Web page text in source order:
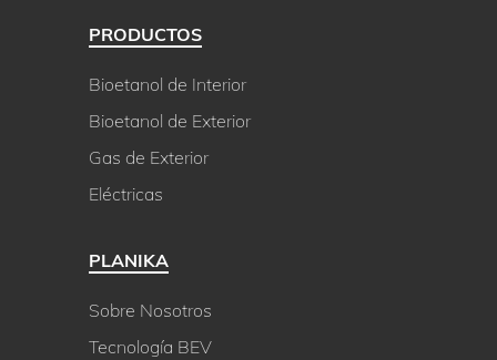
PRODUCTOS
Bioetanol de Interior
Bioetanol de Exterior
Gas de Exterior
Eléctricas
PLANIKA
Sobre Nosotros
Tecnología BEV